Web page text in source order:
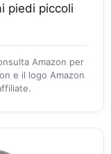
piedi piccoli
Amazon per
e il logo Amazon